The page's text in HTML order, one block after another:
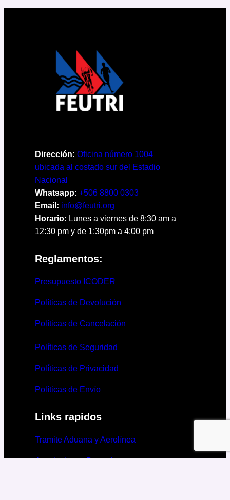
Dirección: Oficina número 1004
ubicada al costado sur del Estadio
Nacional
Whatsapp: +506 8800 0303
Email: info@feutri.org
Horario: Lunes a viernes de 8:30 am a
12:30 pm y de 1:30pm a 4:00 pm
Reglamentos:
Presupuesto ICODER
Políticas de Devolución
Políticas de Cancelación
Políticas de Seguridad
Políticas de Privacidad
Políticas de Envío
Links rapidos
Tramite Aduana y Aerolínea
Asociaciones Deportivas